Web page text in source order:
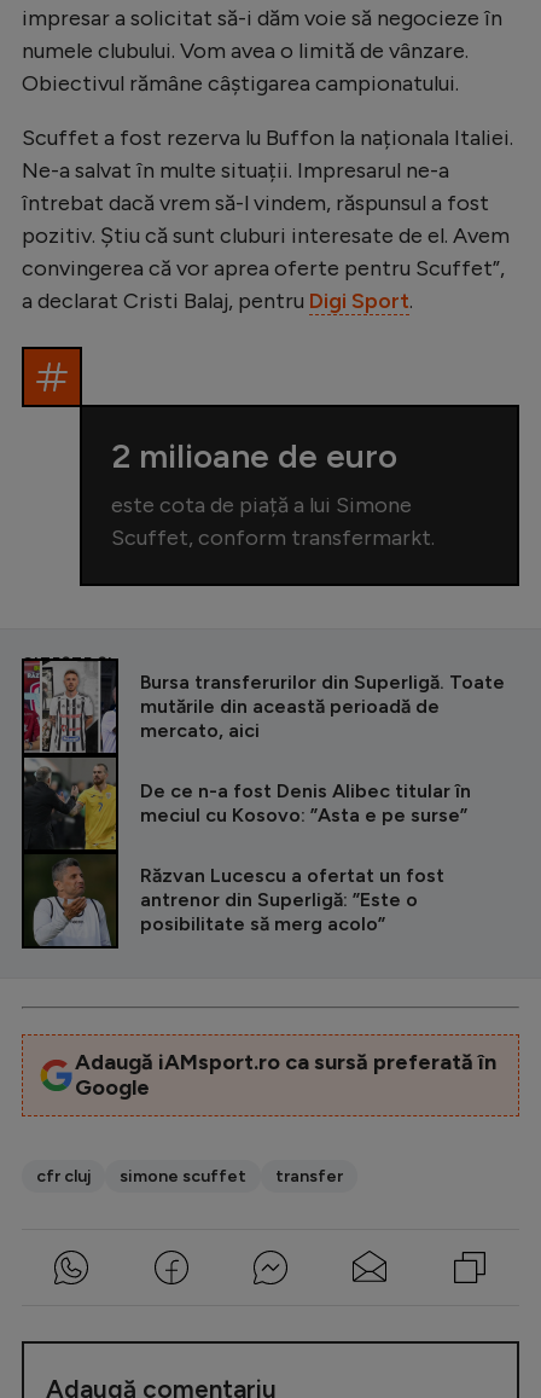
impresar a solicitat să-i dăm voie să negocieze în
numele clubului. Vom avea o limită de vânzare.
Obiectivul rămâne câștigarea campionatului.
Scuffet a fost rezerva lu Buffon la naționala Italiei.
Ne-a salvat în multe situații. Impresarul ne-a
întrebat dacă vrem să-l vindem, răspunsul a fost
pozitiv. Știu că sunt cluburi interesate de el. Avem
convingerea că vor aprea oferte pentru Scuffet”,
a declarat Cristi Balaj, pentru Digi Sport.
2 milioane de euro
este cota de piață a lui Simone
Scuffet, conform transfermarkt.
CITEȘTE ȘI
Bursa transferurilor din Superligă. Toate
mutările din această perioadă de
mercato, aici
De ce n-a fost Denis Alibec titular în
meciul cu Kosovo: ”Asta e pe surse”
Răzvan Lucescu a ofertat un fost
antrenor din Superligă: ”Este o
posibilitate să merg acolo”
Adaugă iAMsport.ro ca sursă preferată în
Google
cfr cluj simone scuffet transfer
Adaugă comentariu